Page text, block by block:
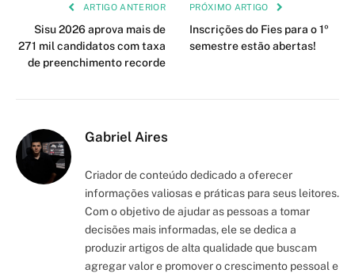
ARTIGO ANTERIOR
Sisu 2026 aprova mais de
271 mil candidatos com taxa
de preenchimento recorde
PRÓXIMO ARTIGO
Inscrições do Fies para o 1º
semestre estão abertas!
Gabriel Aires
Criador de conteúdo dedicado a oferecer
informações valiosas e práticas para seus leitores.
Com o objetivo de ajudar as pessoas a tomar
decisões mais informadas, ele se dedica a
produzir artigos de alta qualidade que buscam
agregar valor e promover o crescimento pessoal e